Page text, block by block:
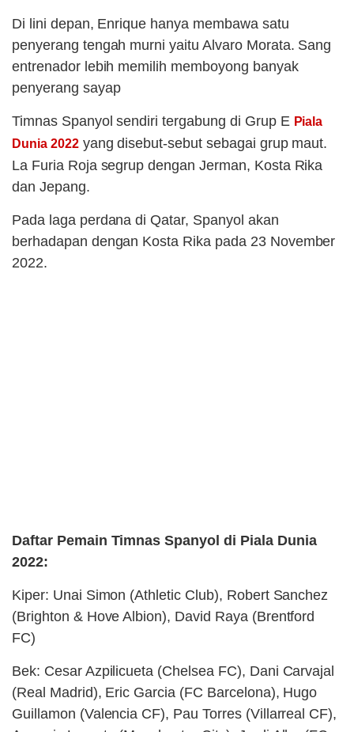
Di lini depan, Enrique hanya membawa satu
penyerang tengah murni yaitu Alvaro Morata. Sang
entrenador lebih memilih memboyong banyak
penyerang sayap
Timnas Spanyol sendiri tergabung di Grup E Piala
Dunia 2022yang disebut-sebut sebagai grup maut.
La Furia Roja segrup dengan Jerman, Kosta Rika
dan Jepang.
Pada laga perdana di Qatar, Spanyol akan
berhadapan dengan Kosta Rika pada 23 November
2022.
Daftar Pemain Timnas Spanyol di Piala Dunia
2022:
Kiper: Unai Simon (Athletic Club), Robert Sanchez
(Brighton & Hove Albion), David Raya (Brentford
FC)
Bek: Cesar Azpilicueta (Chelsea FC), Dani Carvajal
(Real Madrid), Eric Garcia (FC Barcelona), Hugo
Guillamon (Valencia CF), Pau Torres (Villarreal CF),